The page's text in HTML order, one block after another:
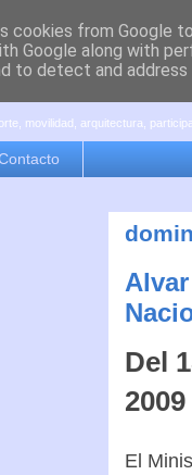
movilidad, arquitectura,
Del
2009
El
cookies from Google
Google along with
to detect and address